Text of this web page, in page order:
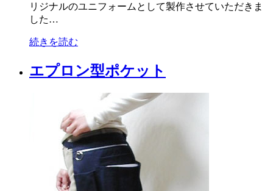
リジナルのユニフォームとして製作させていただきま
した…
続きを読む
エプロン型ポケット